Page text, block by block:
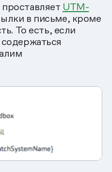
UTM-
в письме, кроме
То есть, если